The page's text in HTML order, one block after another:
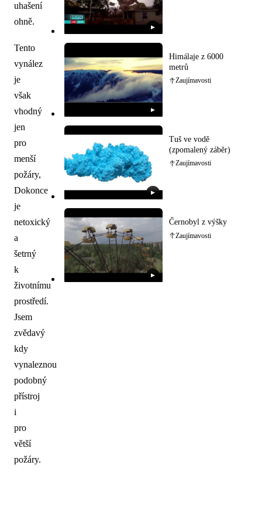
uhašení
ohně.
Tento
vynález
je
však
vhodný
jen
pro
menší
požáry,
Dokonce
je
netoxický
a
šetrný
k
životnímu
prostředí.
Jsem
zvědavý
kdy
vynaleznou
podobný
přístroj
i
pro
větší
požáry.
▶
▶
Himálaje z 6000
metrů
Zaujímavosti
▶
Tuš ve vodě
(zpomalený záběr)
Zaujímavosti
▶
Černobyl z výšky
Zaujímavosti